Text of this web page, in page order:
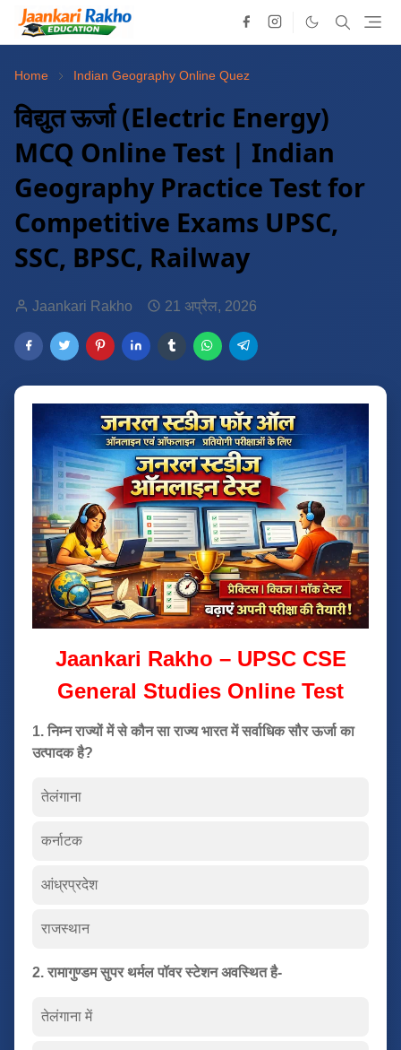
Home Indian Geography Online Quez
विद्युत ऊर्जा (Electric Energy)
MCQ Online Test | Indian
Geography Practice Test for
Competitive Exams UPSC,
SSC, BPSC, Railway
Jaankari Rakho 21 अप्रैल, 2026
Jaankari Rakho – UPSC CSE
General Studies Online Test
1. निम्न राज्यों में से कौन सा राज्य भारत में सर्वाधिक सौर ऊर्जा का
उत्पादक है?
तेलंगाना
कर्नाटक
आंध्रप्रदेश
राजस्थान
2. रामागुण्डम सुपर थर्मल पॉवर स्टेशन अवस्थित है-
तेलंगाना में